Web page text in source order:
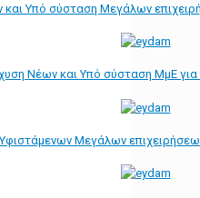
και Υπό σύσταση Μεγάλων
Νέων και Υπό σύσταση ΜμΕ
Μεγάλων